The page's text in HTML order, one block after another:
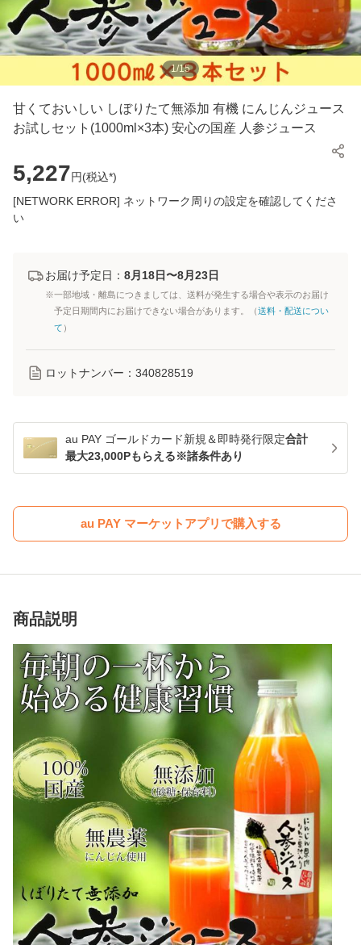
1/15
甘くておいしい しぼりたて無添加 有機 にんじんジュース
お試しセット(1000ml×3本) 安心の国産 人参ジュース
5,227円(税込*)
[NETWORK ERROR] ネットワーク周りの設定を確認してくださ
い
お届け予定日： 8月18日〜8月23日
※一部地域・離島につきましては、送料が発生する場合や表示のお届け
予定日期間内にお届けできない場合があります。（送料・配送につい
て ）
ロットナンバー： 340828519
au PAY ゴールドカード新規＆即時発行限定合計
最大23,000Pもらえる※諸条件あり
au PAY マーケットアプリで購入する
商品説明